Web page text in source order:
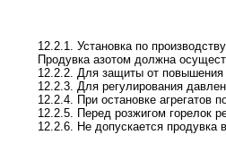
12.2.1. Установка по
Продувка азотом должна
12.2.2. Для защиты от повышения
12.2.3. Для регулирования
12.2.4. При остановке агрегатов
12.2.5. Перед розжигом горелок
12.2.6. Не допускается продувка